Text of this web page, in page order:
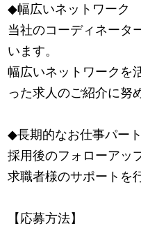
◆幅広いネットワーク
当社のコーディネータ
います。
幅広いネットワークを
った求人のご紹介に努
◆長期的なお仕事パー
採用後のフォローアッ
求職者様のサポートを
【応募方法】